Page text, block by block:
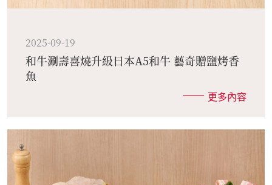
2025-09-19
和牛涮壽喜燒升級日本A5和牛 藝奇贈鹽烤香
魚
更多內容